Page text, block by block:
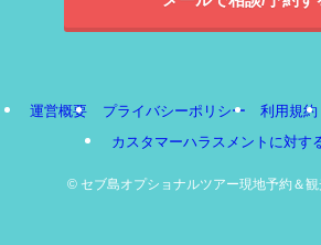
運営概要 プライバシーポリシー 利用規約
カスタマーハラスメントに対す
©セブ島オプショナルツアー現地予約＆